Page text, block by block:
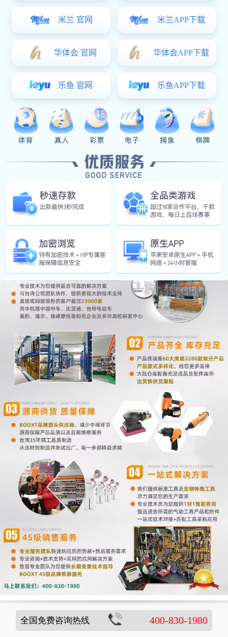
400-830-1980
BOOXT应用案例 合作伙伴
风能发电 合金铸件 合金铸件
汽车钣金 汽车后桥 汽车前后
全国免费咨询热线 400-830-1980